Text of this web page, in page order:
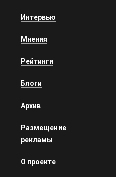
Интервью
Мнения
Рейтинги
Блоги
Архив
Размещение
рекламы
О проекте